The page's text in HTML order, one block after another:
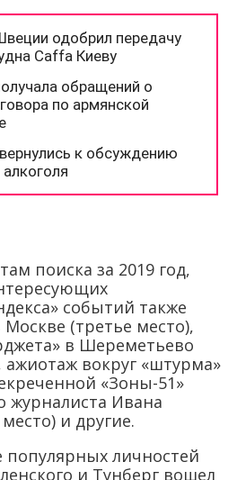
поиска за 2019 год,
событий также
(третье место),
в Шереметьево
ажиотаж вокруг «штурма»
«Зоны-51»
журналиста Ивана
и другие.
популярных личностей
и Тунберг вошел